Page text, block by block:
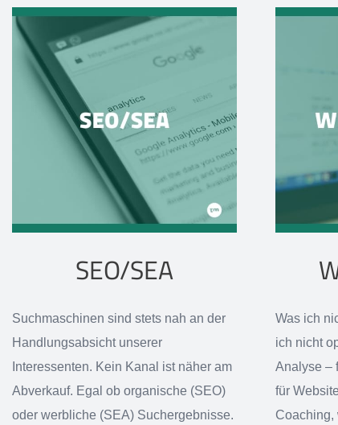
SEO/SEA
Suchmaschinen sind stets nah an der
Handlungsabsicht unserer
Interessenten. Kein Kanal ist näher am
Abverkauf. Egal ob organische (SEO)
oder werbliche (SEA) Suchergebnisse.
Was ich
ich nicht
Analyse –
für
Coaching,